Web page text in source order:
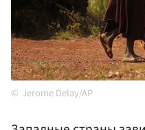
Jerome Delay/AP